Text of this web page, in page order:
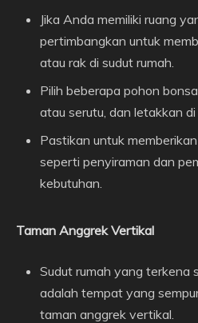
Jika Anda memiliki ruang
pertimbangkan untuk
atau rak di sudut rumah.
Pilih beberapa pohon
atau serutu, dan letakkan
Pastikan untuk
seperti penyiraman dan
kebutuhan.
Taman Anggrek Vertikal
Sudut rumah yang terkena
adalah tempat yang
taman anggrek vertikal.